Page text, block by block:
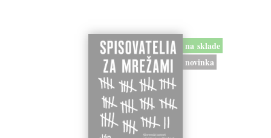
na sklade
novinka